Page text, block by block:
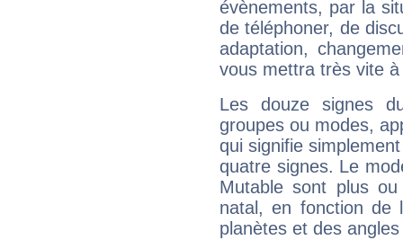
évènements, par la
de téléphoner, de
adaptation,
vous mettra très vite
Les douze signes
groupes ou modes,
qui signifie
quatre signes. Le
Mutable sont plus
natal, en fonction de
planètes et des